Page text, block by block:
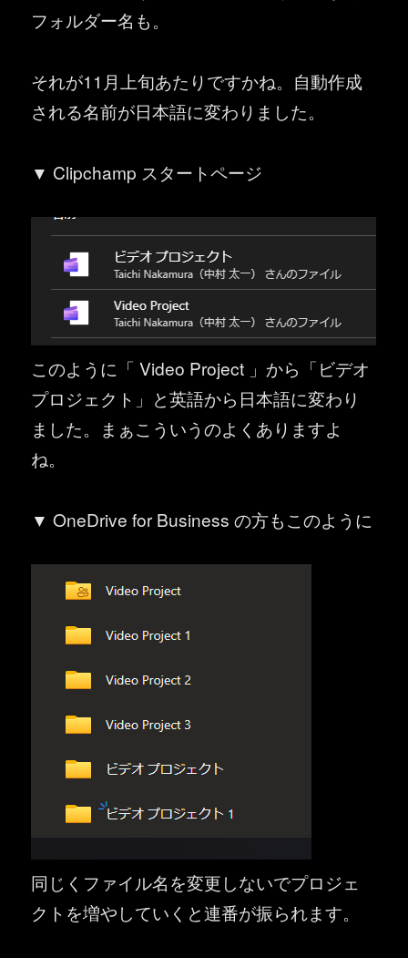
フォルダー名も。
それが11月上旬あたりですかね。自動作成
される名前が日本語に変わりました。
▼ Clipchamp スタートページ
このように「 Video Project 」から「ビデオ
プロジェクト」と英語から日本語に変わり
ました。まぁこういうのよくありますよ
ね。
▼ OneDrive for Business の方もこのように
同じくファイル名を変更しないでプロジェ
クトを増やしていくと連番が振られます。